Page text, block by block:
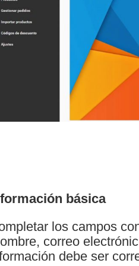
básica
los campos
correo
debe ser